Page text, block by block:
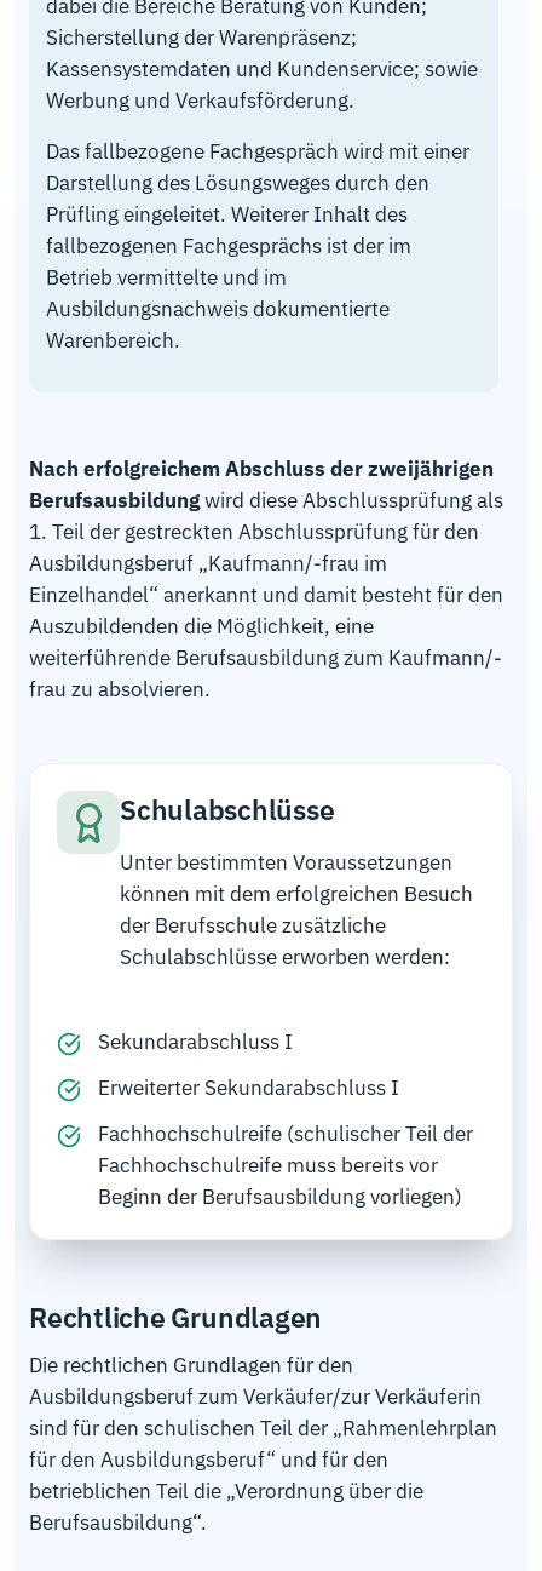
dabei die Bereiche Beratung von Kunden;
Sicherstellung der Warenpräsenz;
Kassensystemdaten und Kundenservice; sowie
Werbung und Verkaufsförderung.
Das fallbezogene Fachgespräch wird mit einer
Darstellung des Lösungsweges durch den
Prüfling eingeleitet. Weiterer Inhalt des
fallbezogenen Fachgesprächs ist der im
Betrieb vermittelte und im
Ausbildungsnachweis dokumentierte
Warenbereich.
Nach erfolgreichem Abschluss der zweijährigen
Berufsausbildungwird diese Abschlussprüfung als
1. Teil der gestreckten Abschlussprüfung für den
Ausbildungsberuf „Kaufmann/-frau im
Einzelhandel“ anerkannt und damit besteht für den
Auszubildenden die Möglichkeit, eine
weiterführende Berufsausbildung zum Kaufmann/-
frau zu absolvieren.
Schulabschlüsse
Unter bestimmten Voraussetzungen
können mit dem erfolgreichen Besuch
der Berufsschule zusätzliche
Schulabschlüsse erworben werden:
Sekundarabschluss I
Erweiterter Sekundarabschluss I
Fachhochschulreife (schulischer Teil der
Fachhochschulreife muss bereits vor
Beginn der Berufsausbildung vorliegen)
Rechtliche Grundlagen
Die rechtlichen Grundlagen für den
Ausbildungsberuf zum Verkäufer/zur Verkäuferin
sind für den schulischen Teil der „Rahmenlehrplan
für den Ausbildungsberuf“ und für den
betrieblichen Teil die „Verordnung über die
Berufsausbildung“.